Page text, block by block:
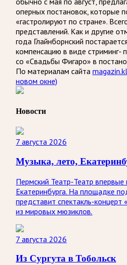
оперных постановок, которые
«гастролируют по стране».
представлений. Как и другие
года Глайнборнский
компенсацию в виде стриминг-
со «Свадьбы Фигаро» в
По материалам сайта
новом окне)
Новости
7 августа 2026
Музыка, лето,
Пермский Театр-Театр
Екатеринбурга. На площадке
представит спектакль-
из мировых мюзиклов.
7 августа 2026
Из Сургута в Тобольск